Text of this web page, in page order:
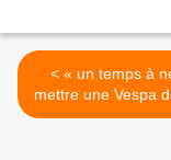
< « un temps à ne pas
mettre une Vespa